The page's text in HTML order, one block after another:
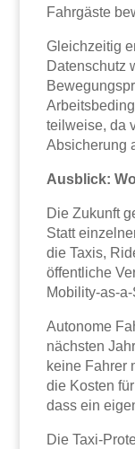
Fahrgäste
Gleichzeitig
Datenschutz
teilweise, da
Absicherung
Ausblick:
Die Zukunft
Statt
die Taxis,
öffentliche
Mobility-as-
Autonome
nächsten
keine Fahrer
die Kosten
dass ein
Die Taxi-